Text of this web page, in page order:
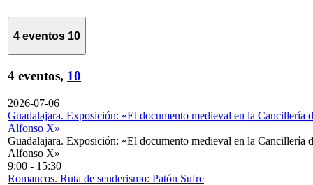
4 eventos 10
4 eventos, 10
2026-07-06
Guadalajara. Exposición: «El documento medieval en la Cancillería
Alfonso X»
Guadalajara. Exposición: «El documento medieval en la Cancillería
Alfonso X»
9:00 - 15:30
Romancos. Ruta de senderismo: Patón Sufre